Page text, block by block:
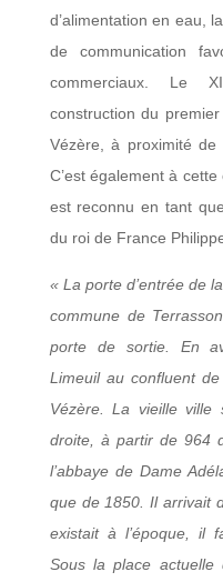
d’alimentation en eau,
de communication
commerciaux. Le
construction du
Vézère, à proximité de
C’est également à
est reconnu en tant
du roi de France
« La porte d’entrée de
commune de
porte de sortie. En
Limeuil au confluent
Vézère. La vieille ville
droite, à partir de 964
l’abbaye de Dame
que de 1850. Il arrivait
existait à l’époque, il
Sous la place